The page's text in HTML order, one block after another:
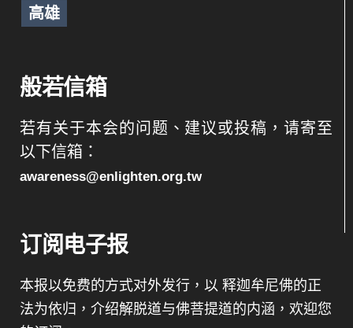
高雄
般若信箱
若有关于本会的问题、建议或投稿，请寄至
以下信箱：
awareness@enlighten.org.tw
订阅电子报
本报以免费的方式对外发行，以 释迦牟尼佛的正
法为依归，介绍解脱道与佛菩提道的内涵，欢迎您